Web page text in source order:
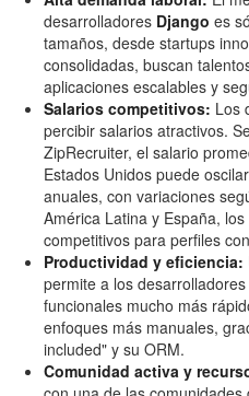
desarrolladores Django es
tamaños, desde startups
consolidadas, buscan
aplicaciones escalables y
Salarios competitivos: Los
percibir salarios atractivos.
ZipRecruiter, el salario
Estados Unidos puede
anuales, con variaciones
América Latina y España,
competitivos para perfiles
Productividad y eficiencia:
permite a los
funcionales mucho más
enfoques más manuales,
included" y su ORM.
Comunidad activa y